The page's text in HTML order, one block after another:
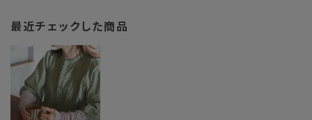
最近チェックした商品